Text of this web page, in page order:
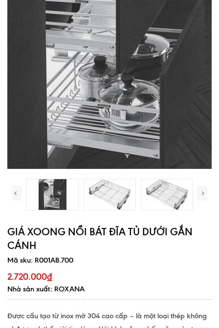
GIÁ XOONG NỒI BÁT ĐĨA TỦ DƯỚI GẮN
CÁNH
Mã sku: R001AB.700
2.720.000₫
Nhà sản xuất: ROXANA
Được cấu tạo từ inox mờ 304 cao cấp – là một loại thép không